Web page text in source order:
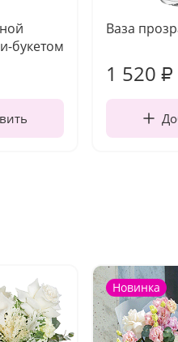
букетом
Ваза
1 520 ₽
Новинка